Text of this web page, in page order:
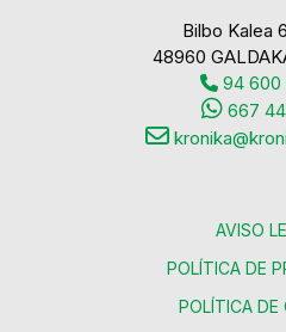
Bilbo Kalea
48960
94 600
667
AVISO
POLÍTICA DE
POLÍTICA DE